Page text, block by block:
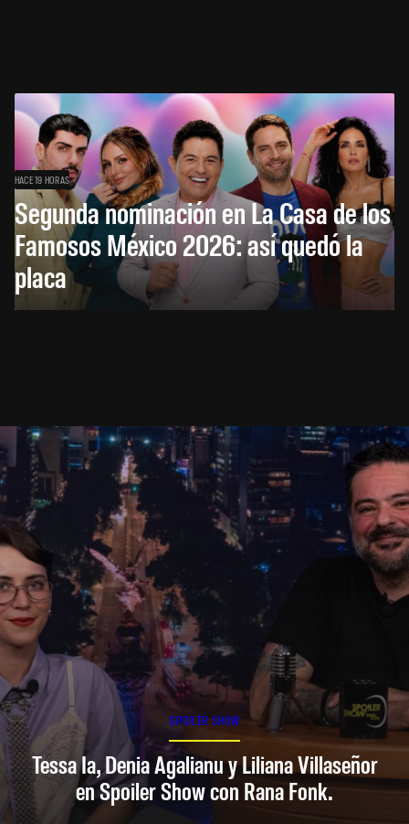
HACE 19 HORAS
Segunda nominación en La Casa de los
Famosos México 2026: así quedó la
placa
SPOILER SHOW
Tessa Ia, Denia Agalianu y Liliana Villaseñor
en Spoiler Show con Rana Fonk.